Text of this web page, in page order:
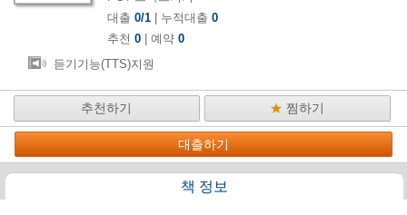
대출 0/1 | 누적대출 0
추천 0 | 예약 0
듣기기능(TTS)지원
추천하기 ★ 찜하기
대출하기
책 정보